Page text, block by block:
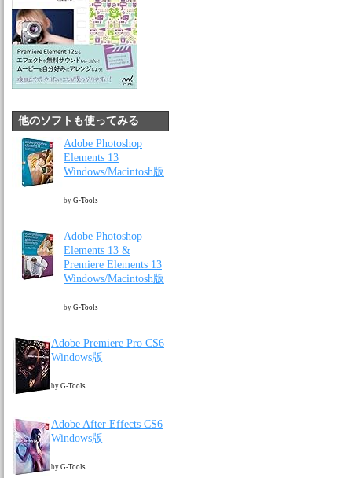
他のソフトも使ってみる
Adobe Photoshop
Elements 13
Windows/Macintosh版
by G-Tools
Adobe Photoshop
Elements 13 &
Premiere Elements 13
Windows/Macintosh版
by G-Tools
Adobe Premiere Pro CS6
Windows版
by G-Tools
Adobe After Effects CS6
Windows版
by G-Tools